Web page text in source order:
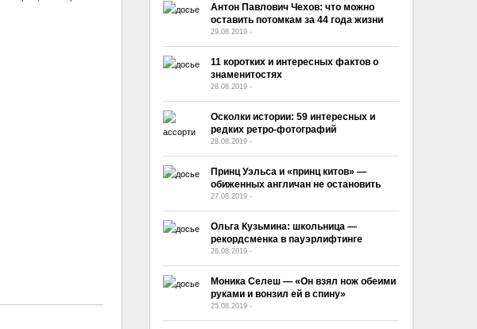
Антон Павлович Чехов: что можно
оставить потомкам за 44 года жизни
29.08.2019-
11 коротких и интересных фактов о
знаменитостях
28.08.2019-
Осколки истории: 59 интересных и
редких ретро-фотографий
28.08.2019-
Принц Уэльса и «принц китов» —
обиженных англичан не остановить
27.08.2019-
Ольга Кузьмина: школьница —
рекордсменка в пауэрлифтинге
26.08.2019-
Моника Селеш — «Он взял нож обеими
руками и вонзил ей в спину»
25.08.2019-